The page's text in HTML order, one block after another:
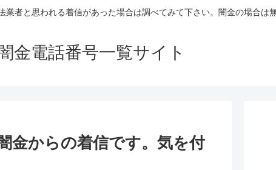
者と思われる着信があった場合は調べてみて下さい。闇金の場合は
金電話番号一覧サイト
金からの着信です。気を付